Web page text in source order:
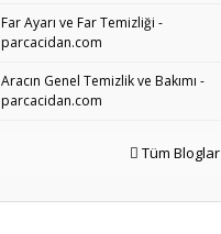
Far Ayarı ve Far Temizliği -
parcacidan.com
Aracın Genel Temizlik ve Bakımı -
parcacidan.com
Tüm Bloglar